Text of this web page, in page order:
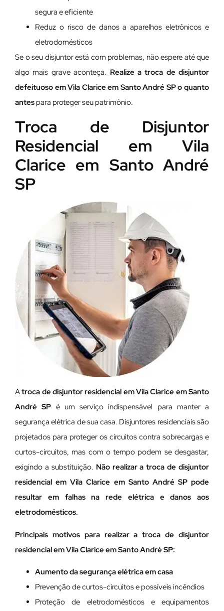
segura e eficiente
Reduz o risco de danos a aparelhos eletrônicos e
eletrodomésticos
Se o seu disjuntor está com problemas, não espere até que
algo mais grave aconteça. Realize a troca de disjuntor
defeituoso em Vila Clarice em Santo André SP o quanto
antes para proteger seu patrimônio.
Troca de Disjuntor
Residencial em Vila
Clarice em Santo André
SP
Atroca de disjuntor residencial em Vila Clarice em Santo
André SP é um serviço indispensável para manter a
segurança elétrica de sua casa. Disjuntores residenciais são
projetados para proteger os circuitos contra sobrecargas e
curtos-circuitos, mas com o tempo podem se desgastar,
exigindo a substituição. Não realizar a troca de disjuntor
residencial em Vila Clarice em Santo André SP pode
resultar em falhas na rede elétrica e danos aos
eletrodomésticos.
Principais motivos para realizar a troca de disjuntor
residencial em Vila Clarice em Santo André SP:
Aumento da segurança elétrica em casa
Prevenção de curtos-circuitos e possíveis incêndios
Proteção de eletrodomésticos e equipamentos